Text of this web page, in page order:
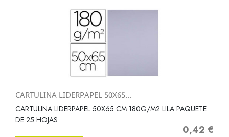
CARTULINA LIDERPAPEL 50X65...
CARTULINA LIDERPAPEL 50X65 CM 180G/M2 LILA PAQUETE
DE 25 HOJAS
Precio
0,42 €